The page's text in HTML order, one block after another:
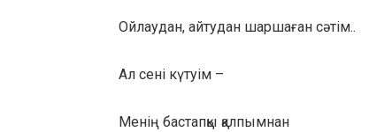
Ойлаудан, айтудан шаршаған сәтім..
Ал сені күтуім –
Менің бастапқы қалпымнан